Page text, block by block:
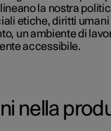
la nostra
etiche, diritti umani
un ambiente di
accessibile.
nella